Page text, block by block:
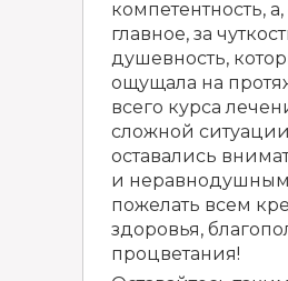
компетентность,
главное, за
душевность,
ощущала на
всего курса
сложной
оставались
и
пожелать всем
здоровья,
процветания!